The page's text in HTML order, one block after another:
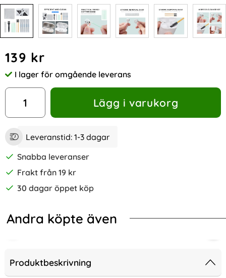
pris
139 kr
Tillgänglighet:
I lager för omgående leverans
antal
Lägg i varukorg
Leveranstid: 1-3 dagar
Snabba leveranser
Frakt från 19 kr
30 dagar öppet köp
Andra köpte även
Gul Ryggväska / Bröstväska SvartRengöringspenna För Telefon/
Produktbeskrivning